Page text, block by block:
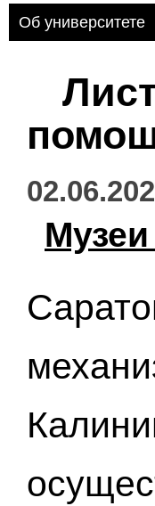
Об университете